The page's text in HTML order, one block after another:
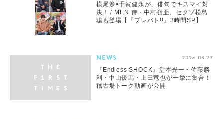
横尾渉×千賀健永が、俳句でキスマイ対
決！7 MEN 侍・中村嶺亜、セクゾ松島
聡も登場【『プレバト!!』3時間SP】
NEWS 2024.03.27
『Endless SHOCK』堂本光一・佐藤勝
利・中山優馬・上田竜也が一挙に集合！
稽古場トーク動画が公開